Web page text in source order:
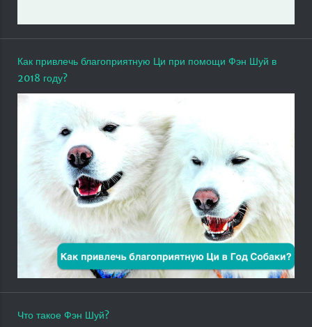
Как привлечь благоприятную Ци при помощи Фэн Шуй в
2018 году?
Что такое Фэн Шуй?